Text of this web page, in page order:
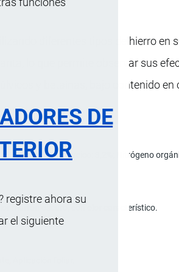
DE
registre ahora su
el siguiente
diferentes tipos de hierro en
lo que permite observar sus
y betaínas, bajo contenido
4,3%; Nitrógeno ureico: 3,2%; Nitrógeno
marrón oscuro, con olor característico.